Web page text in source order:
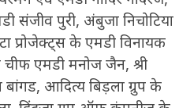
संजीव पुरी, अंबुजा निचोटिया
प्रोजेक्ट्स के एमडी विनायक
चीफ एमडी मनोज जैन, श्री
आदित्य बिड़ला ग्रुप के